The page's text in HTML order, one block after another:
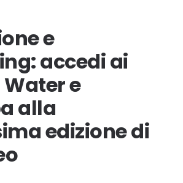
e
accedi ai
Water e
alla
edizione di